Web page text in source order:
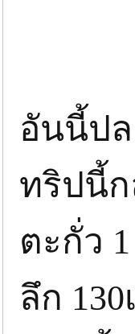
อันนี้ป
ทริปนี้
ตะกั่ว
ลึก